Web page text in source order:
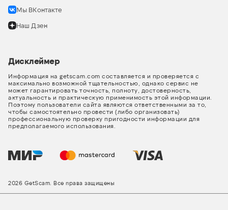
Мы ВКонтакте
Наш Дзен
Дисклеймер
Информация на getscam.com составляется и проверяется с
максимально возможной тщательностью, однако сервис не
может гарантировать точность, полноту, достоверность,
актуальность и практическую применимость этой информации.
Поэтому пользователи сайта являются ответственными за то,
чтобы самостоятельно провести (либо организовать)
профессиональную проверку пригодности информации для
предполагаемого использования.
2026 GetScam. Все права защищены